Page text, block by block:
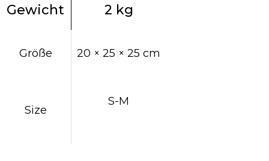
Gewicht 2 kg
Größe 20 × 25 × 25 cm
Size
S-M